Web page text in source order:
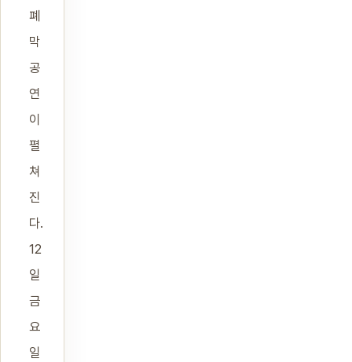
폐
막
공
연
이
펼
쳐
진
다.
12
일
금
요
일